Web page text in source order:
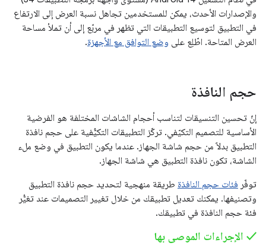
والإصدارات الأحدث، يمكن للمستخدمين تجاهل نسبة العرض إلى الارتفاع
في التطبيق لتوسيع التطبيقات التي تظهر في مربّع إلى أن تملأ مساحة
العرض المتاحة. اطّلِع على وضع التوافق مع الأجهزة.
حجم النافذة
إنّ تحسين التنسيقات لتناسب أحجام الشاشات المختلفة هو الفرضية
الأساسية للتصميم التكيّفي. تركّز التطبيقات التكيُّفية على حجم نافذة
التطبيق بدلاً من حجم شاشة الجهاز. عندما يكون التطبيق في وضع ملء
الشاشة، تكون نافذة التطبيق هي شاشة الجهاز.
توفّر فئات حجم النافذة طريقة منهجية لتحديد حجم نافذة التطبيق
وتصنيفها. يمكنك تعديل تطبيقك من خلال تغيير التصميمات عند تغيُّر
فئة حجم النافذة في تطبيقك.
‫✓ الإجراءات الموصى بها